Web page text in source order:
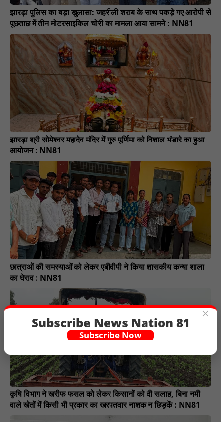
झारड़ा पुलिस का बड़ा खुलासा: जहरीली शराब के साथ पकड़े गए आरोपी से
पूछताछ में तीन मोटरसाइकिल चोरी का मामला आया सामने : NN81
झारड़ा श्री सोमेश्वर महादेव मंदिर में गुरु पूर्णिमा को विशाल भंडारे का हुआ
आयोजन : NN81
छात्राओं की समस्याओं को लेकर एबीवीपी ने किया शासकीय कन्या शाला
का घेराव : NN81
कृषि विभाग ने खरीफ फसल को लेकर किसानों को दी सलाह, बिना नमी
वाले खेतों में किसी भी प्रकार का खरपतवार नाशक न छिड़कें : NN81
×
Subscribe News Nation 81
Subscribe Now